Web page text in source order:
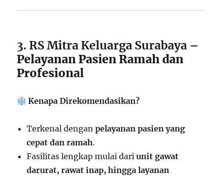
3. RS Mitra Keluarga Surabaya –
Pelayanan Pasien Ramah dan
Profesional
Kenapa Direkomendasikan?
Terkenal denganpelayanan pasien yang
cepat dan ramah.
Fasilitas lengkap mulai dariunit gawat
darurat, rawat inap, hingga layanan